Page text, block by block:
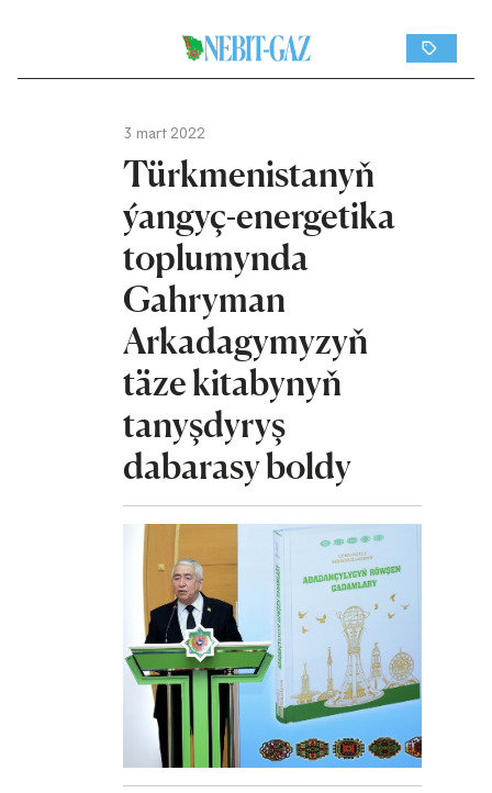
3 mart 2022
Türkmenistanyň
ýangyç-energetika
toplumynda
Gahryman
Arkadagymyzyň
täze kitabynyň
tanyşdyryş
dabarasy boldy